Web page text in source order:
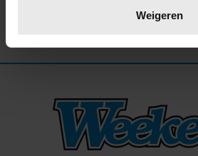
verwerkt en stel uw voorkeuren in
intrekken in de Cookieverklaring.
personaliseren, om functies voor
en om ons websiteverkeer te
informatie over uw gebruik van
partners voor social media,
Weigeren